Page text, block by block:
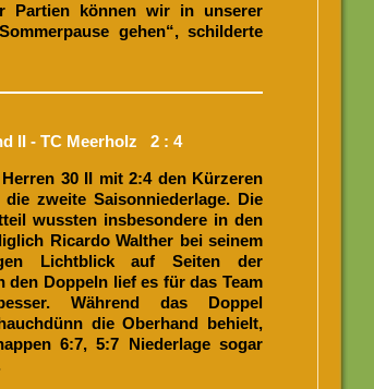
Partien können wir in unserer
gehen“, schilderte
II - TC Meerholz 2 : 4
30 II mit 2:4 den Kürzeren
zweite Saisonniederlage. Die
wussten insbesondere in den
Ricardo Walther bei seinem
Lichtblick auf Seiten der
Doppeln lief es für das Team
Während das Doppel
die Oberhand behielt,
6:7, 5:7 Niederlage sogar